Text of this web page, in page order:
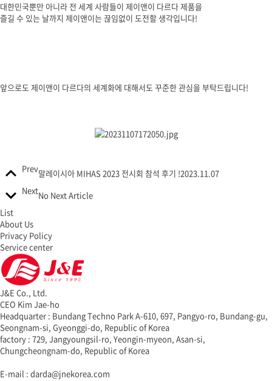
대한민국뿐만 아니라 전 세계 사람들이 제이앤이 다르다 제품을
즐길 수 있는 날까지 제이앤이는 끊임없이 도전할 생각입니다!
앞으로도 제이앤이 다르다의 세계화에 대해서도 꾸준한 관심을 부탁드립니다!
Prev말레이시아 MIHAS 2023 전시회 참석 후기 !2023.11.07
NextNo Next Article
List
About Us
Privacy Policy
Service center
J&E Co., Ltd.
CEO Kim Jae-ho
Headquarter : Bundang Techno Park A-610, 697, Pangyo-ro, Bundang-gu,
Seongnam-si, Gyeonggi-do, Republic of Korea
factory : 729, Jangyoungsil-ro, Yeongin-myeon, Asan-si,
Chungcheongnam-do, Republic of Korea
E-mail : darda@jnekorea.com